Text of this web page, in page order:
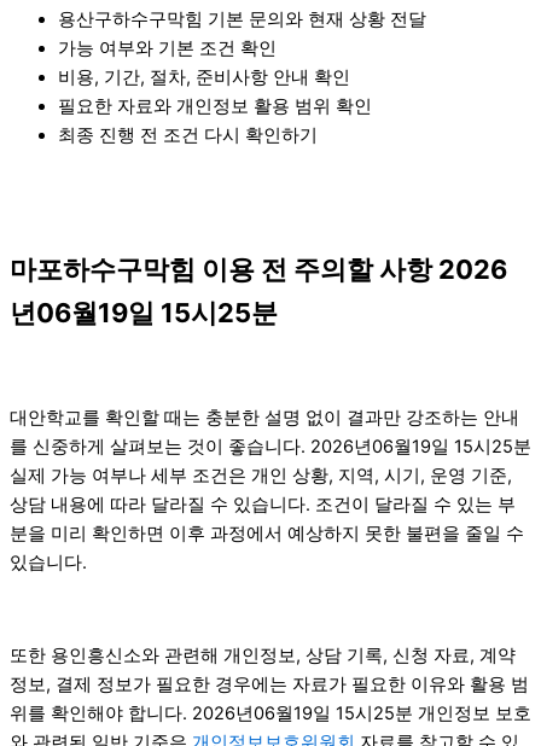
용산구하수구막힘 기본 문의와 현재 상황 전달
가능 여부와 기본 조건 확인
비용, 기간, 절차, 준비사항 안내 확인
필요한 자료와 개인정보 활용 범위 확인
최종 진행 전 조건 다시 확인하기
마포하수구막힘 이용 전 주의할 사항 2026
년06월19일 15시25분
대안학교를 확인할 때는 충분한 설명 없이 결과만 강조하는 안내
를 신중하게 살펴보는 것이 좋습니다. 2026년06월19일 15시25분
실제 가능 여부나 세부 조건은 개인 상황, 지역, 시기, 운영 기준,
상담 내용에 따라 달라질 수 있습니다. 조건이 달라질 수 있는 부
분을 미리 확인하면 이후 과정에서 예상하지 못한 불편을 줄일 수
있습니다.
또한 용인흥신소와 관련해 개인정보, 상담 기록, 신청 자료, 계약
정보, 결제 정보가 필요한 경우에는 자료가 필요한 이유와 활용 범
위를 확인해야 합니다. 2026년06월19일 15시25분 개인정보 보호